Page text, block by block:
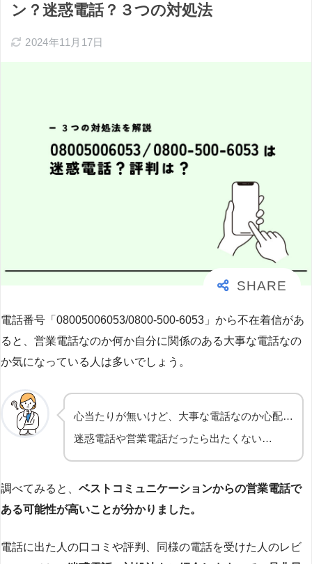
ン？迷惑電話？３つの対処法
2024年11月17日
電話番号「08005006053/0800-500-6053」から不在着信があ
ると、営業電話なのか何か自分に関係のある大事な電話なの
か気になっている人は多いでしょう。
心当たりが無いけど、大事な電話なのか心配…
迷惑電話や営業電話だったら出たくない…
調べてみると、 ベストコミュニケーションからの営業電話で
ある可能性が高いことが分かりました。
電話に出た人の口コミや評判、同様の電話を受けた人のレビ